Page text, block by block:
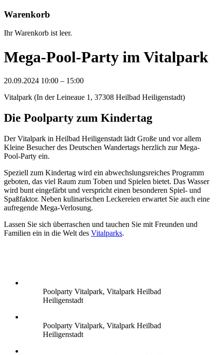
Warenkorb
Ihr Warenkorb ist leer.
Mega-Pool-Party im Vitalpark
20.09.2024 10:00 – 15:00
Vitalpark (In der Leineaue 1, 37308 Heilbad Heiligenstadt)
Die Poolparty zum Kindertag
Der Vitalpark in Heilbad Heiligenstadt lädt Große und vor allem
Kleine Besucher des Deutschen Wandertags herzlich zur Mega-
Pool-Party ein.
Speziell zum Kindertag wird ein abwechslungsreiches Programm
geboten, das viel Raum zum Toben und Spielen bietet. Das Wasser
wird bunt eingefärbt und verspricht einen besonderen Spiel- und
Spaßfaktor. Neben kulinarischen Leckereien erwartet Sie auch eine
aufregende Mega-Verlosung.
Lassen Sie sich überraschen und tauchen Sie mit Freunden und
Familien ein in die Welt des Vitalparks.
Poolparty Vitalpark, Vitalpark Heilbad
Heiligenstadt
Poolparty Vitalpark, Vitalpark Heilbad
Heiligenstadt